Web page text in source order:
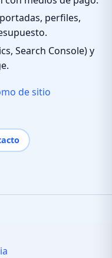
perfiles,
Search Console) y
de sitio